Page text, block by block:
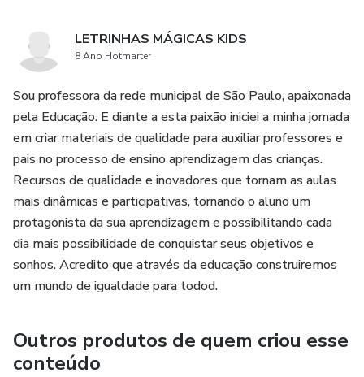
*Apenas 17.90*
LETRINHAS MÁGICAS KIDS
8 Ano Hotmarter
Sou professora da rede municipal de São Paulo, apaixonada
pela Educação. E diante a esta paixão iniciei a minha jornada
em criar materiais de qualidade para auxiliar professores e
pais no processo de ensino aprendizagem das crianças.
Recursos de qualidade e inovadores que tornam as aulas
mais dinâmicas e participativas, tornando o aluno um
protagonista da sua aprendizagem e possibilitando cada
dia mais possibilidade de conquistar seus objetivos e
sonhos. Acredito que através da educação construiremos
um mundo de igualdade para todod.
Outros produtos de quem criou esse
conteúdo